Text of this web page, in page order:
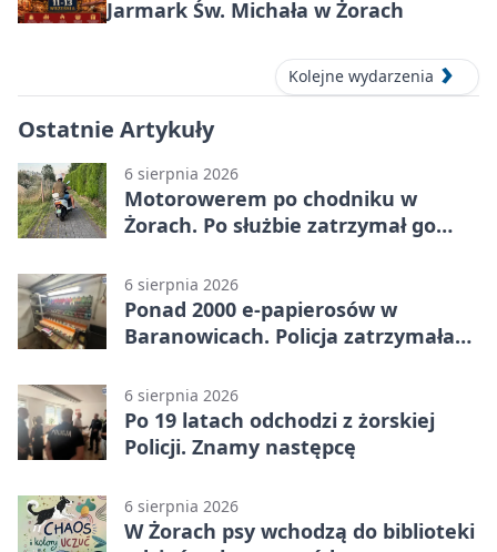
Jarmark Św. Michała w Żorach
Kolejne wydarzenia
Ostatnie Artykuły
6 sierpnia 2026
Motorowerem po chodniku w
Żorach. Po służbie zatrzymał go
6 sierpnia 2026
Ponad 2000 e-papierosów w
Baranowicach. Policja zatrzymała
6 sierpnia 2026
Po 19 latach odchodzi z żorskiej
Policji. Znamy następcę
6 sierpnia 2026
W Żorach psy wchodzą do biblioteki